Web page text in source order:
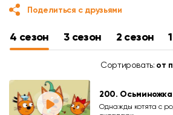
Поделиться с друзьями
4 сезон 3 сезон 2 сезон
Сортировать: от
200. Осьминожка
Однажды котята с